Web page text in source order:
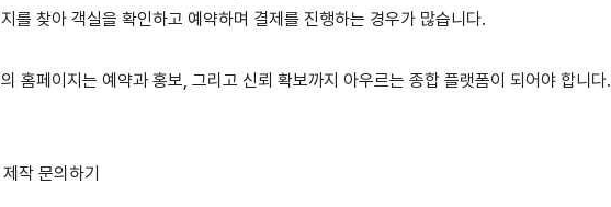
를 찾아 객실을 확인하고 예약하며 결제를 진행하는 경우가 많습니다.
홈페이지는 예약과 홍보, 그리고 신뢰 확보까지 아우르는 종합 플랫폼이 되어야 합니다.